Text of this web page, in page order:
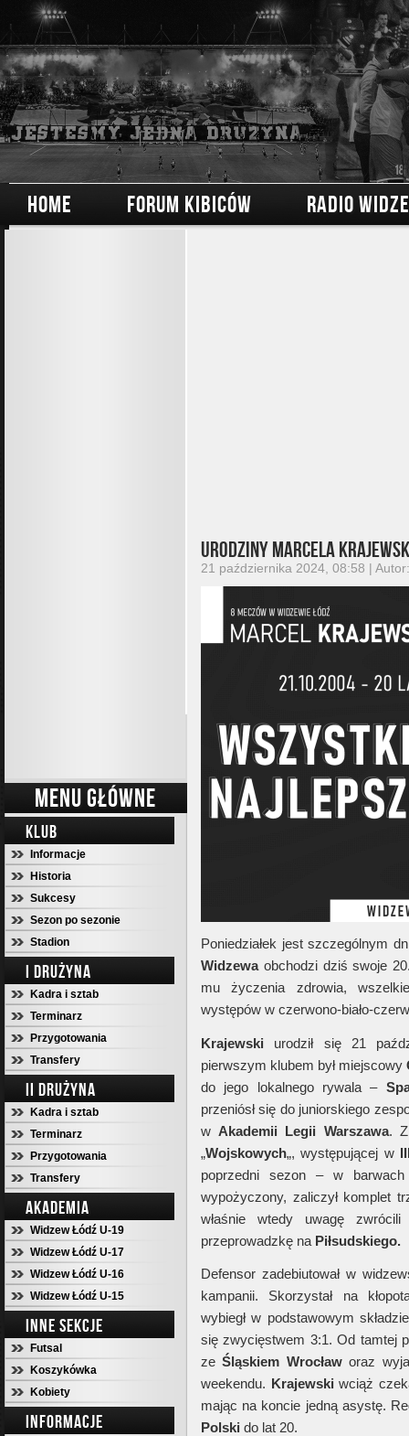
HOME FORUM KIBICÓW RADIO
MENU GŁÓWNE
KLUB
Informacje
Historia
Sukcesy
Sezon po sezonie
Stadion
I DRUŻYNA
Kadra i sztab
Terminarz
Przygotowania
Transfery
II DRUŻYNA
Kadra i sztab
Terminarz
Przygotowania
Transfery
AKADEMIA
Widzew Łódź U-19
Widzew Łódź U-17
Widzew Łódź U-16
Widzew Łódź U-15
INNE SEKCJE
Futsal
Koszykówka
Kobiety
INFORMACJE
Urodziny Marcela
21 października 2024, 08:58 |
Poniedziałek jest szczególnym
Widzewaobchodzi dziś swoje
mu życzenia zdrowia,
występów w czerwono-biało-
Krajewski urodził się 21
pierwszym klubem był miejscowy
do jego lokalnego rywala –
przeniósł się do juniorskiego
w Akademii Legii Warszawa. Z
„Wojskowych„, występującej w
poprzedni sezon – w
wypożyczony, zaliczył komplet
właśnie wtedy uwagę
przeprowadzkę na Piłsudskiego.
Defensor zadebiutował w
kampanii. Skorzystał na
wybiegł w podstawowym
się zwycięstwem 3:1. Od tamtej
zeŚląskiem Wrocławoraz
weekendu. Krajewski wciąż
mając na koncie jedną asystę.
Polski do lat 20.